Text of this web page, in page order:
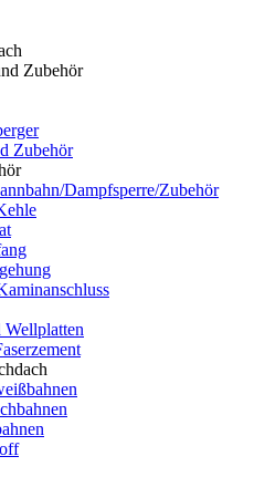
Zubehör
Zubehör
Dampfsperre/Zubehör
Wellplatten